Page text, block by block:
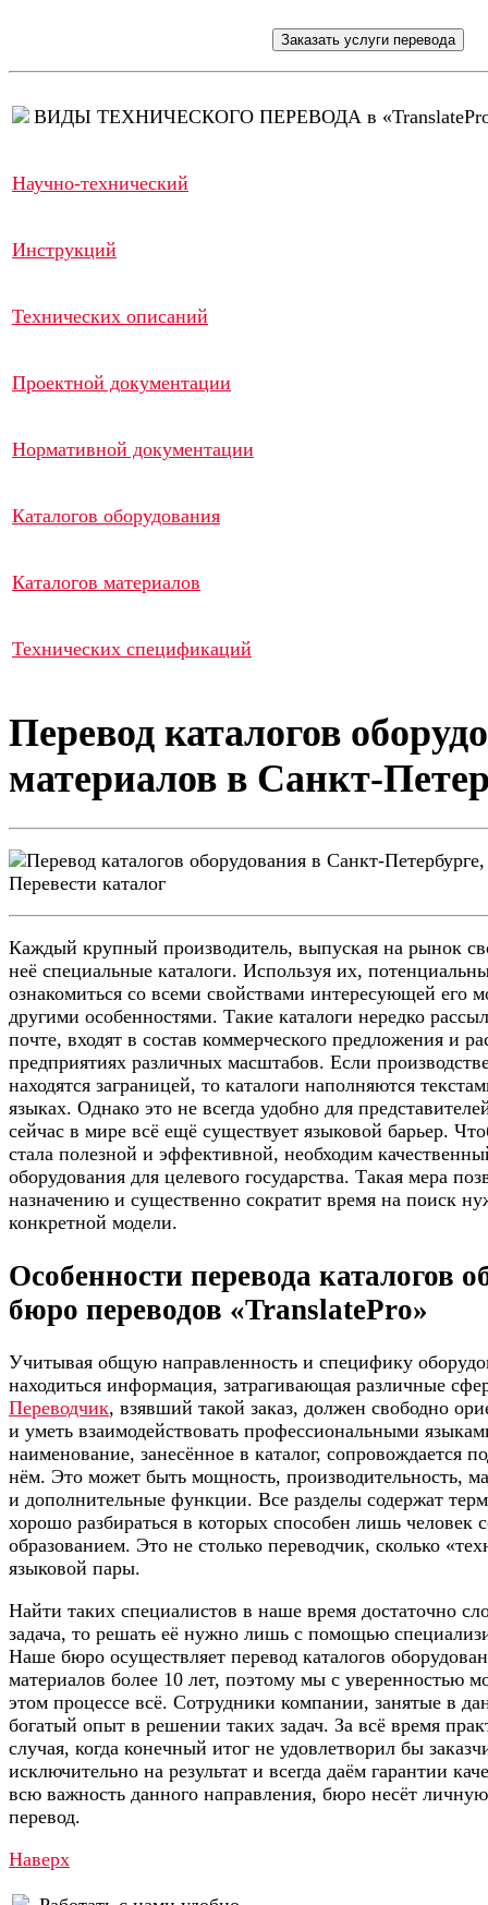
ВИДЫ ТЕХНИЧЕСКОГО ПЕРЕВОДА в
Научно-технический
Инструкций
Технических описаний
Проектной документации
Нормативной документации
Каталогов оборудования
Каталогов материалов
Технических спецификаций
Перевод каталогов
материалов в Санкт-
Каждый крупный производитель, выпуская на рынок
неё специальные каталоги. Используя их,
ознакомиться со всеми свойствами интересующей его
другими особенностями. Такие каталоги нередко
почте, входят в состав коммерческого предложения и
предприятиях различных масштабов. Если
находятся заграницей, то каталоги наполняются
языках. Однако это не всегда удобно для
сейчас в мире всё ещё существует языковой барьер.
стала полезной и эффективной, необходим
оборудования для целевого государства. Такая мера
назначению и существенно сократит время на поиск
конкретной модели.
Особенности перевода каталогов
бюро переводов «TranslatePro»
Учитывая общую направленность и специфику
находиться информация, затрагивающая различные
Переводчик, взявший такой заказ, должен свободно
и уметь взаимодействовать профессиональными
наименование, занесённое в каталог, сопровождается
нём. Это может быть мощность, производительность,
и дополнительные функции. Все разделы содержат
хорошо разбираться в которых способен лишь человек
образованием. Это не столько переводчик, сколько
языковой пары.
Найти таких специалистов в наше время достаточно
задача, то решать её нужно лишь с помощью
Наше бюро осуществляет перевод каталогов
материалов более 10 лет, поэтому мы с уверенностью
этом процессе всё. Сотрудники компании, занятые в
богатый опыт в решении таких задач. За всё время
случая, когда конечный итог не удовлетворил бы
исключительно на результат и всегда даём гарантии
всю важность данного направления, бюро несёт
перевод.
Наверх